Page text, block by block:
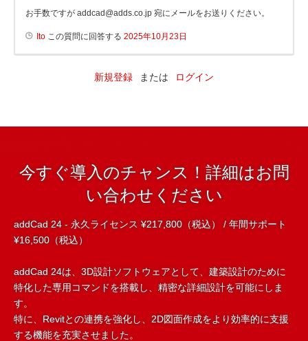
お手数ですが addcad@adds.co.jp 宛にメールをお送りください。
Ito この質問に回答する 2025年10月23日
新規登録 または ログイン
今すぐ導入のチャンス！詳細はお問
い合わせください
addCad 24 - 永久ライセンス ¥217,800（税込） / 年間サポート
¥16,500（税込）
addCad 24は、3D設計ソフトウェアとして、建築設計のために
特化した専用コマンドを搭載し、精密な詳細設計を可能にしま
す。
特に、Revitとの連携を強化し、2D図面作成をより効率的に支援
する機能を充実させました。